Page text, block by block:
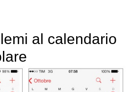
al calendario